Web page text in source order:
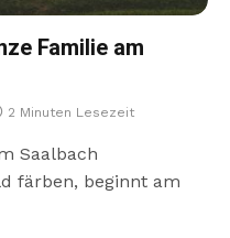
Familie am
2 Minuten Lesezeit
Saalbach
färben, beginnt am